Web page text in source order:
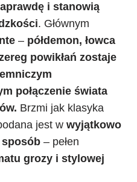
i stanowią
. Głównym
– półdemon, łowca
powikłań zostaje
połączenie świata
Brzmi jak klasyka
jest w wyjątkowo
– pełen
grozy i stylowej